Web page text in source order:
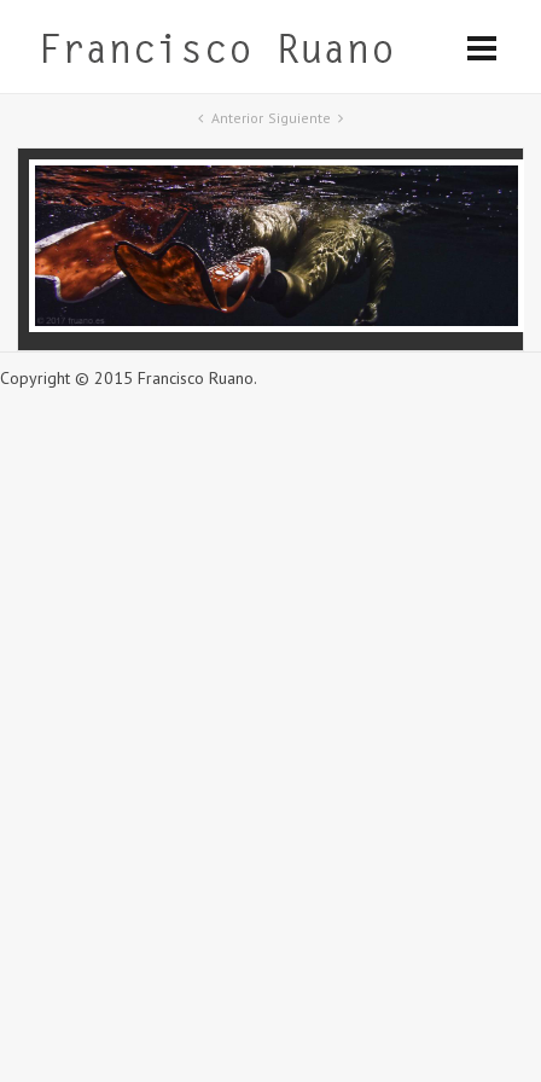
Anterior Siguiente
Copyright © 2015 Francisco Ruano.